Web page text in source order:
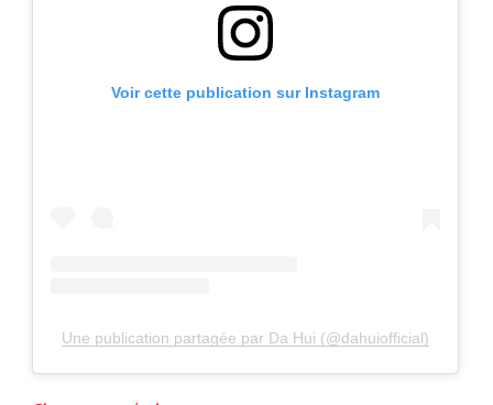
Voir cette publication sur Instagram
Une publication partagée par Da Hui (@dahuiofficial)